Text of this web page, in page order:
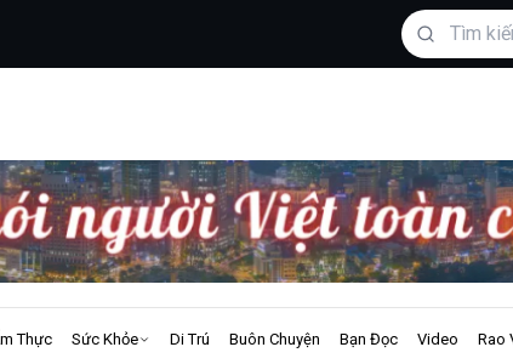
Thực Sức Khỏe Di Trú Buôn Chuyện Bạn Đọc Video Rao